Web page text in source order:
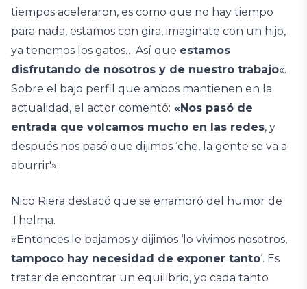
tiempos aceleraron, es como que no hay tiempo
para nada, estamos con gira, imaginate con un hijo,
ya tenemos los gatos… Así que estamos
disfrutando de nosotros y de nuestro trabajo«.
Sobre el bajo perfil que ambos mantienen en la
actualidad, el actor comentó: «Nos pasó de
entrada que volcamos mucho en las redes, y
después nos pasó que dijimos ‘che, la gente se va a
aburrir'».
Nico Riera destacó que se enamoró del humor de
Thelma.
«Entonces le bajamos y dijimos ‘lo vivimos nosotros,
tampoco hay necesidad de exponer tanto‘. Es
tratar de encontrar un equilibrio, yo cada tanto